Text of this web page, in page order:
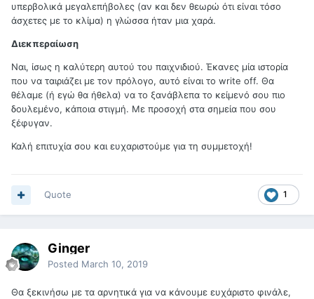
υπερβολικά μεγαλεπήβολες (αν και δεν θεωρώ ότι είναι τόσο
άσχετες με το κλίμα) η γλώσσα ήταν μια χαρά.
Διεκπεραίωση
Ναι, ίσως η καλύτερη αυτού του παιχνιδιού. Έκανες μία ιστορία
που να ταιριάζει με τον πρόλογο, αυτό είναι το write off. Θα
θέλαμε (ή εγώ θα ήθελα) να το ξανάβλεπα το κείμενό σου πιο
δουλεμένο, κάποια στιγμή. Με προσοχή στα σημεία που σου
ξέφυγαν.
Καλή επιτυχία σου και ευχαριστούμε για τη συμμετοχή!
1
Quote
Ginger
Posted March 10, 2019
Θα ξεκινήσω με τα αρνητικά για να κάνουμε ευχάριστο φινάλε,